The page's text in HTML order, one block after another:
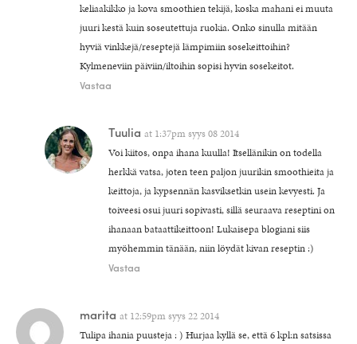
keliaakikko ja kova smoothien tekijä, koska mahani ei muuta
juuri kestä kuin soseutettuja ruokia. Onko sinulla mitään
hyviä vinkkejä/reseptejä lämpimiin sosekeittoihin?
Kylmeneviin päiviin/iltoihin sopisi hyvin sosekeitot.
Vastaa
Tuulia at 1:37pm syys 08 2014
Voi kiitos, onpa ihana kuulla! Itsellänikin on todella
herkkä vatsa, joten teen paljon juurikin smoothieita ja
keittoja, ja kypsennän kasviksetkin usein kevyesti. Ja
toiveesi osui juuri sopivasti, sillä seuraava reseptini on
ihanaan bataattikeittoon! Lukaisepa blogiani siis
myöhemmin tänään, niin löydät kivan reseptin :)
Vastaa
marita at 12:59pm syys 22 2014
Tulipa ihania puusteja : ) Hurjaa kyllä se, että 6 kpl:n satsissa